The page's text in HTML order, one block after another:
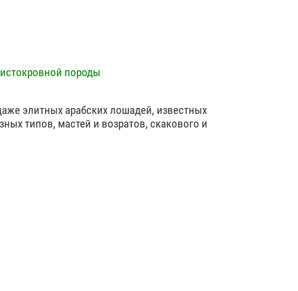
породы
элитных арабских лошадей, известных
типов, мастей и возратов, скакового и